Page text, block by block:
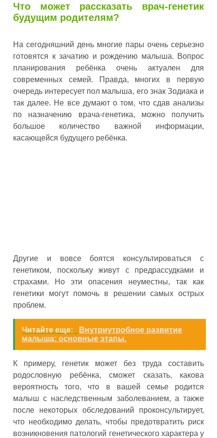
Что может рассказать врач-генетик
будущим родителям?
На сегодняшний день многие пары очень серьезно
готовятся к зачатию и рождению малыша. Вопрос
планирования ребёнка очень актуален для
современных семей. Правда, многих в первую
очередь интересует пол малыша, его знак Зодиака и
так далее. Не все думают о том, что сдав анализы
по назначению врача-генетика, можно получить
большое количество важной информации,
касающейся будущего ребёнка.
Другие и вовсе боятся консультироваться с
генетиком, поскольку живут с предрассудками и
страхами. Но эти опасения неуместны, так как
генетики могут помочь в решении самых острых
проблем.
Читайте еще:
Внутриутробное развитие
малыша: основные этапы.
К примеру, генетик может без труда составить
родословную ребёнка, сможет сказать, какова
вероятность того, что в вашей семье родится
малыш с наследственным заболеванием, а также
после некоторых обследований проконсультирует,
что необходимо делать, чтобы предотвратить риск
возникновения патологий генетического характера у